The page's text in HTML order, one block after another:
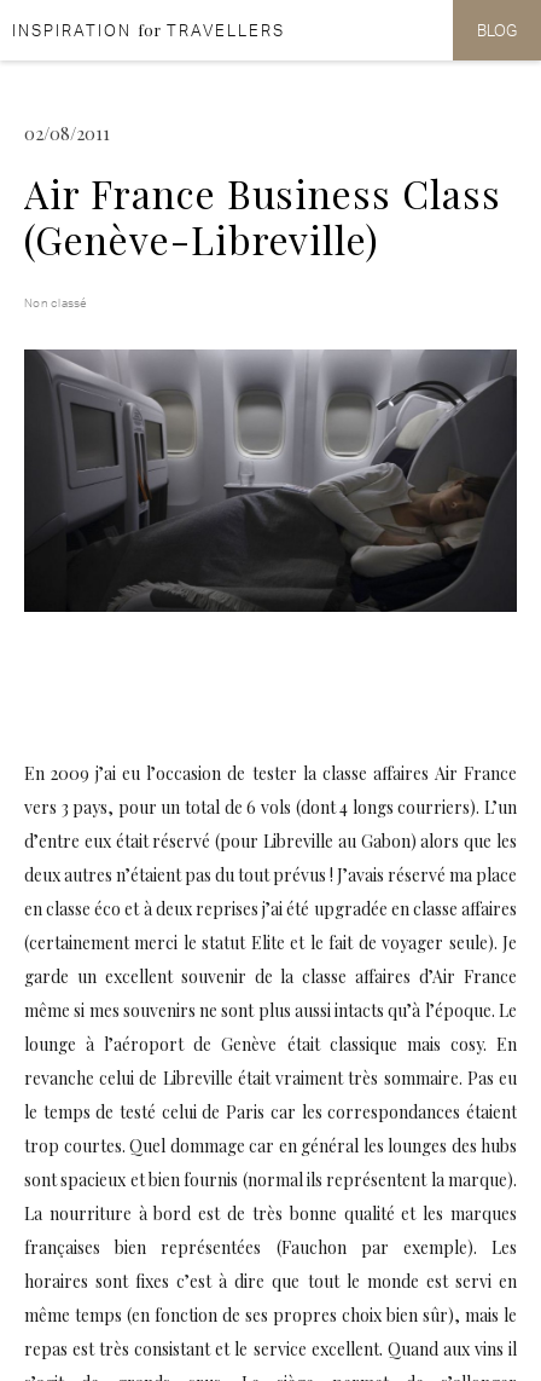
Aller au contenu
Aller au menu
INSPIRATION for TRAVELLERS BLOG
02/08/2011
Air France Business Class
(Genève-Libreville)
Non classé
En 2009 j’ai eu l’occasion de tester la classe affaires Air France
vers 3 pays, pour un total de 6 vols (dont 4 longs courriers). L’un
d’entre eux était réservé (pour Libreville au Gabon) alors que les
deux autres n’étaient pas du tout prévus ! J’avais réservé ma place
en classe éco et à deux reprises j’ai été upgradée en classe affaires
(certainement merci le statut Elite et le fait de voyager seule). Je
garde un excellent souvenir de la classe affaires d’Air France
même si mes souvenirs ne sont plus aussi intacts qu’à l’époque. Le
lounge à l’aéroport de Genève était classique mais cosy. En
revanche celui de Libreville était vraiment très sommaire. Pas eu
le temps de testé celui de Paris car les correspondances étaient
trop courtes. Quel dommage car en général les lounges des hubs
sont spacieux et bien fournis (normal ils représentent la marque).
La nourriture à bord est de très bonne qualité et les marques
françaises bien représentées (Fauchon par exemple). Les
horaires sont fixes c’est à dire que tout le monde est servi en
même temps (en fonction de ses propres choix bien sûr), mais le
repas est très consistant et le service excellent. Quand aux vins il